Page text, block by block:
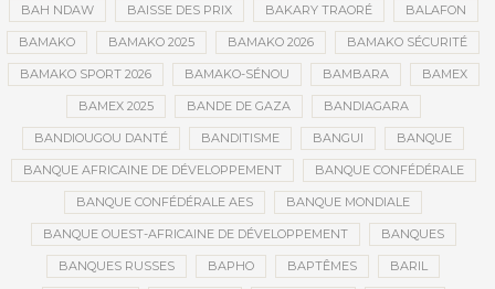
BAH NDAW BAISSE DES PRIX BAKARY TRAORÉ BALAFON
BAMAKO BAMAKO 2025 BAMAKO 2026 BAMAKO SÉCURITÉ
BAMAKO SPORT 2026 BAMAKO-SÉNOU BAMBARA BAMEX
BAMEX 2025 BANDE DE GAZA BANDIAGARA
BANDIOUGOU DANTÉ BANDITISME BANGUI BANQUE
BANQUE AFRICAINE DE DÉVELOPPEMENT BANQUE CONFÉDÉRALE
BANQUE CONFÉDÉRALE AES BANQUE MONDIALE
BANQUE OUEST-AFRICAINE DE DÉVELOPPEMENT BANQUES
BANQUES RUSSES BAPHO BAPTÊMES BARIL